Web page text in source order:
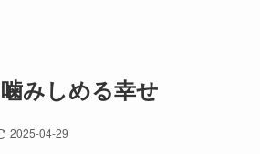
みしめる幸せ
2025-04-29